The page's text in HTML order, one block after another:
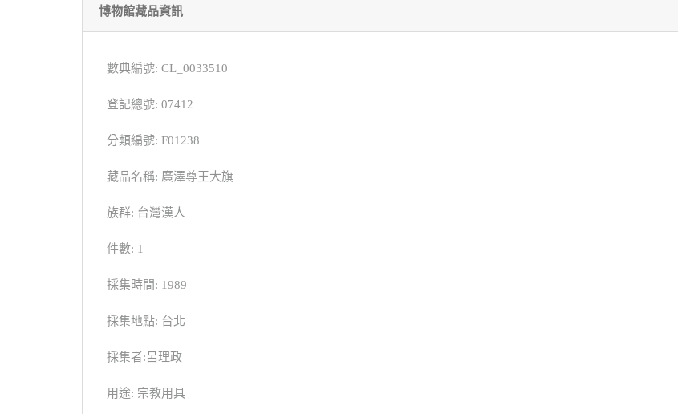
博物館藏品資訊
數典編號: CL_0033510
登記總號: 07412
分類編號: F01238
藏品名稱: 廣澤尊王大旗
族群: 台灣漢人
件數: 1
採集時間: 1989
採集地點: 台北
採集者:呂理政
用途: 宗教用具